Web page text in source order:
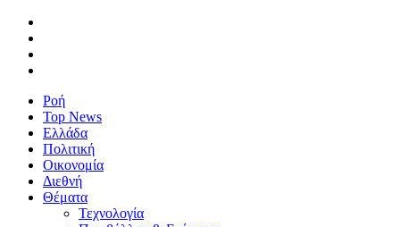
Ροή
Top News
Ελλάδα
Πολιτική
Οικονομία
Διεθνή
Θέματα
Τεχνολογία